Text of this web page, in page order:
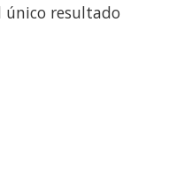
único resultado